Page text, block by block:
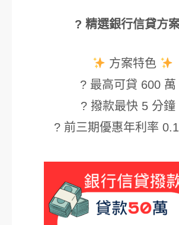
? 精選銀行信貸方
方案特色
? 最高可貸 600 萬
? 撥款最快 5 分鐘
? 前三期優惠年利率